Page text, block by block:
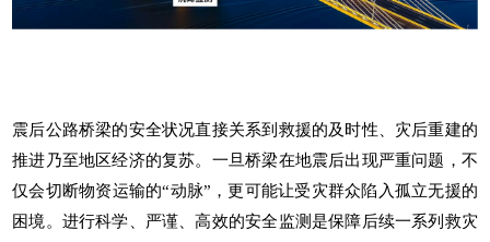
震后公路桥梁的安全状况直接关系到救援的及时性、灾后重建的
推进乃至地区经济的复苏。一旦桥梁在地震后出现严重问题，不
仅会切断物资运输的“动脉”，更可能让受灾群众陷入孤立无援的
困境。进行科学、严谨、高效的安全监测是保障后续一系列救灾